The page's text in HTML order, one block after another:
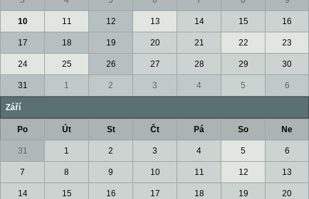
10 11 12 13 14 15 16
17 18 19 20 21 22 23
24 25 26 27 28 29 30
31 1 2 3 4 5 6
Září
Po Út St Čt Pá So Ne
31 1 2 3 4 5 6
7 8 9 10 11 12 13
14 15 16 17 18 19 20